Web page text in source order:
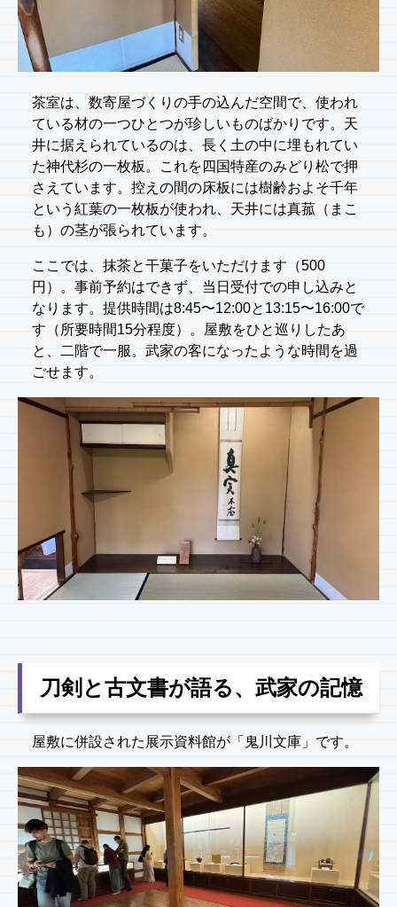
茶室は、数寄屋づくりの手の込んだ空間で、使われ
ている材の一つひとつが珍しいものばかりです。天
井に据えられているのは、長く土の中に埋もれてい
た神代杉の一枚板。これを四国特産のみどり松で押
さえています。控えの間の床板には樹齢およそ千年
という紅葉の一枚板が使われ、天井には真菰（まこ
も）の茎が張られています。
ここでは、抹茶と干菓子をいただけます（500
円）。事前予約はできず、当日受付での申し込みと
なります。提供時間は8:45〜12:00と13:15〜16:00で
す（所要時間15分程度）。屋敷をひと巡りしたあ
と、二階で一服。武家の客になったような時間を過
ごせます。
刀剣と古文書が語る、武家の記憶
屋敷に併設された展示資料館が「鬼川文庫」です。